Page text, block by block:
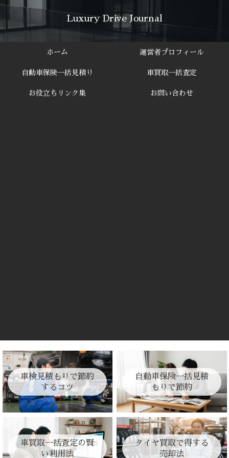
Luxury Drive Journal
ホーム 運営者プロフィール
自動車保険一括見積り 車買取一括査定
お役立ちリンク集 お問い合わせ
車検見積もりで節約
するコツ
自動車保険一括見積
もりで節約
車買取一括査定の賢
い利用法
タイヤ買取で得する
売却法